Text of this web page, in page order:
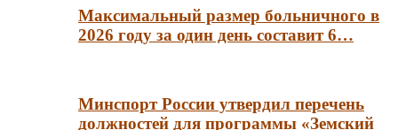
Максимальный размер больничного в
2026 году за один день составит 6…
Минспорт России утвердил перечень
должностей для программы «Земский